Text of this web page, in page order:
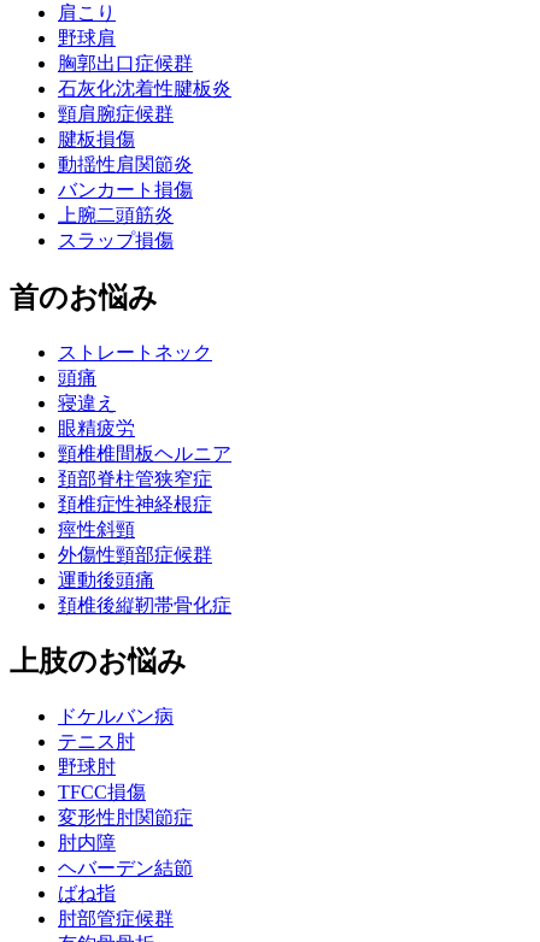
肩こり
野球肩
胸郭出口症候群
石灰化沈着性腱板炎
頸肩腕症候群
腱板損傷
動揺性肩関節炎
バンカート損傷
上腕二頭筋炎
スラップ損傷
首のお悩み
ストレートネック
頭痛
寝違え
眼精疲労
頸椎椎間板ヘルニア
頚部脊柱管狭窄症
頚椎症性神経根症
痙性斜頸
外傷性頸部症候群
運動後頭痛
頚椎後縦靭帯骨化症
上肢のお悩み
ドケルバン病
テニス肘
野球肘
TFCC損傷
変形性肘関節症
肘内障
ヘバーデン結節
ばね指
肘部管症候群